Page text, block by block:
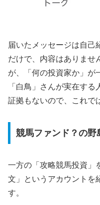
届いたメッセージは自己
だけで、内容はありませ
が、「何の投資家か」が
「白鳥」さんが実在す
証拠もないので、これで
競馬ファンド？の野
一方の「攻略競馬投資」
文」というアカウントを
す。